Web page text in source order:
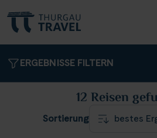
Reiseziele & Flüsse
ERGEBNISSE FILTERN
12 Reisen
Sortierung